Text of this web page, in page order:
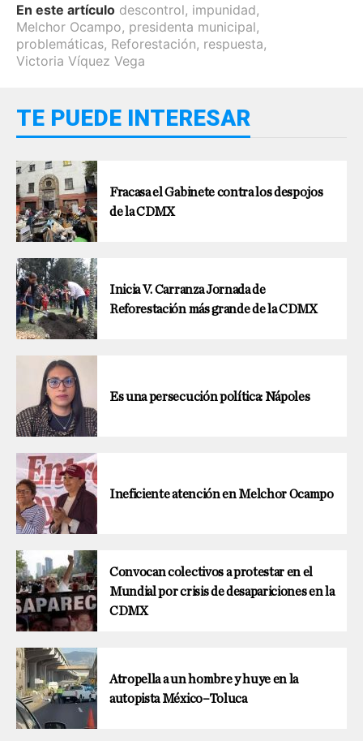
En este artículo descontrol, impunidad,
Melchor Ocampo, presidenta municipal,
problemáticas, Reforestación, respuesta,
Victoria Víquez Vega
TE PUEDE INTERESAR
Fracasa el Gabinete contra los despojos
de la CDMX
Inicia V. Carranza Jornada de
Reforestación más grande de la CDMX
Es una persecución política: Nápoles
Ineficiente atención en Melchor Ocampo
Convocan colectivos a protestar en el
Mundial por crisis de desapariciones en la
CDMX
Atropella a un hombre y huye en la
autopista México–Toluca